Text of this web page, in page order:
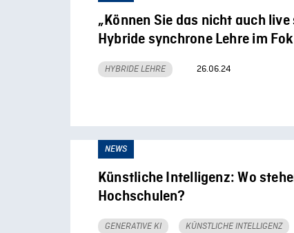
„Können Sie das nicht auch live
Hybride synchrone Lehre im
HYBRIDE LEHRE 26.06.24
NEWS
Künstliche Intelligenz: Wo
Hochschulen?
GENERATIVE KI KÜNSTLICHE INTELLIGENZ